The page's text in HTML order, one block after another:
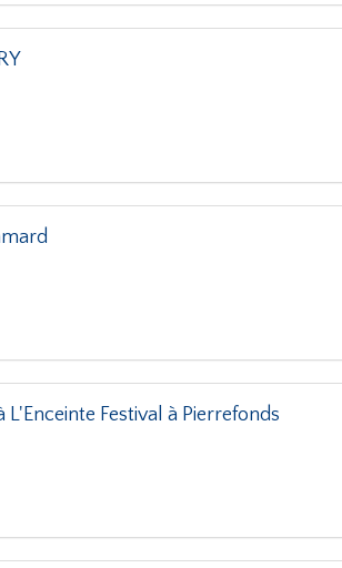
L'Enceinte Festival à Pierrefonds